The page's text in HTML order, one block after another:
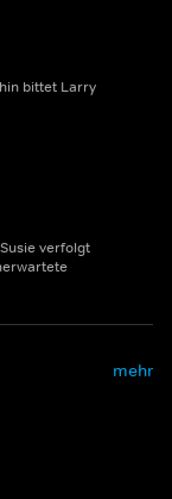
bittet Larry
verfolgt
mehr